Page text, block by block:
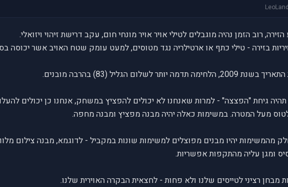
רוב הזמן נהיה מוגבלים לטילי אויר אויר מונחי חום, עקב דרישת זיהוי ויזואלי.
בזירה - טילי כתף או ארטילריה נגד מטוסים, למעט עומק שטח האויב אשר יכוסה
לשלום הגליל (83) בהרבה מובנים.
גיחת "הפצצה" - למרות שאנחנו לא יכולים להפציץ במשחק, אנחנו כן יכולים
לטוס מעל המטרה. במשימות כאלה יהיה מבנה מפציץ ומבנה מחפה.
מהמשימות יהיו מבנים מפוצלים למשימות שונות במקביל - לדוגמא, מבנה צילום
ומגן עליה מהתקפות אפשריות.
מבחן רציני לטייסים שלנו ולא פחות - לחצאית הבקרה האוירית שלנו.